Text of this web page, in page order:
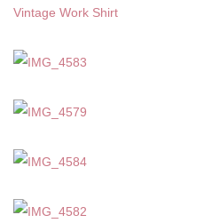
Vintage Work Shirt